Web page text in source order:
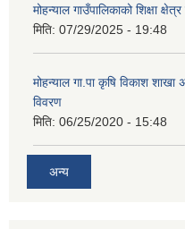
मोहन्याल गाउँपालिकाको शिक्षा
मिति: 07/29/2025 - 19:48
मोहन्याल गा.पा कृषि विकाश
विवरण
मिति: 06/25/2020 - 15:48
अन्य